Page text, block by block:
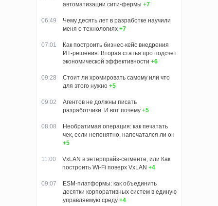
автоматизации сити-фермы +7
06:49
Чему десять лет в разработке научили
меня о технологиях +7
07:01
Как построить бизнес-кейс внедрения
ИТ-решения. Вторая статья про подсчет
экономической эффективности +6
09:28
Стоит ли хромировать самому или что
для этого нужно +5
09:02
Агентов не должны писать
разработчики. И вот почему +5
08:08
Необратимая операция: как печатать
чек, если непонятно, напечатался ли он
+5
11:00
VxLAN в энтерпрайз-сегменте, или Как
построить Wi-Fi поверх VxLAN +4
09:07
ESM-платформы: как объединить
десятки корпоративных систем в единую
управляемую среду +4